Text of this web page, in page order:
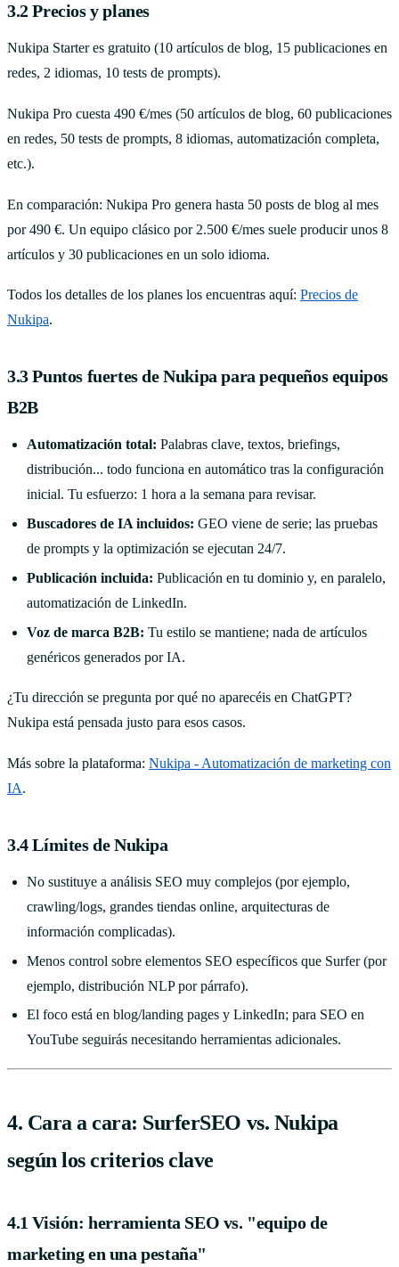
3.2 Precios y planes
Nukipa Starter es gratuito (10 artículos de blog, 15 publicaciones en
redes, 2 idiomas, 10 tests de prompts).
Nukipa Pro cuesta 490 €/mes (50 artículos de blog, 60 publicaciones
en redes, 50 tests de prompts, 8 idiomas, automatización completa,
etc.).
En comparación: Nukipa Pro genera hasta 50 posts de blog al mes
por 490 €. Un equipo clásico por 2.500 €/mes suele producir unos 8
artículos y 30 publicaciones en un solo idioma.
Todos los detalles de los planes los encuentras aquí: Precios de
Nukipa.
3.3 Puntos fuertes de Nukipa para pequeños equipos
B2B
Automatización total: Palabras clave, textos, briefings,
distribución... todo funciona en automático tras la configuración
inicial. Tu esfuerzo: 1 hora a la semana para revisar.
Buscadores de IA incluidos: GEO viene de serie; las pruebas
de prompts y la optimización se ejecutan 24/7.
Publicación incluida: Publicación en tu dominio y, en paralelo,
automatización de LinkedIn.
Voz de marca B2B: Tu estilo se mantiene; nada de artículos
genéricos generados por IA.
¿Tu dirección se pregunta por qué no aparecéis en ChatGPT?
Nukipa está pensada justo para esos casos.
Más sobre la plataforma: Nukipa - Automatización de marketing con
IA.
3.4 Límites de Nukipa
No sustituye a análisis SEO muy complejos (por ejemplo,
crawling/logs, grandes tiendas online, arquitecturas de
información complicadas).
Menos control sobre elementos SEO específicos que Surfer (por
ejemplo, distribución NLP por párrafo).
El foco está en blog/landing pages y LinkedIn; para SEO en
YouTube seguirás necesitando herramientas adicionales.
4. Cara a cara: SurferSEO vs. Nukipa
según los criterios clave
4.1 Visión: herramienta SEO vs. "equipo de
marketing en una pestaña"